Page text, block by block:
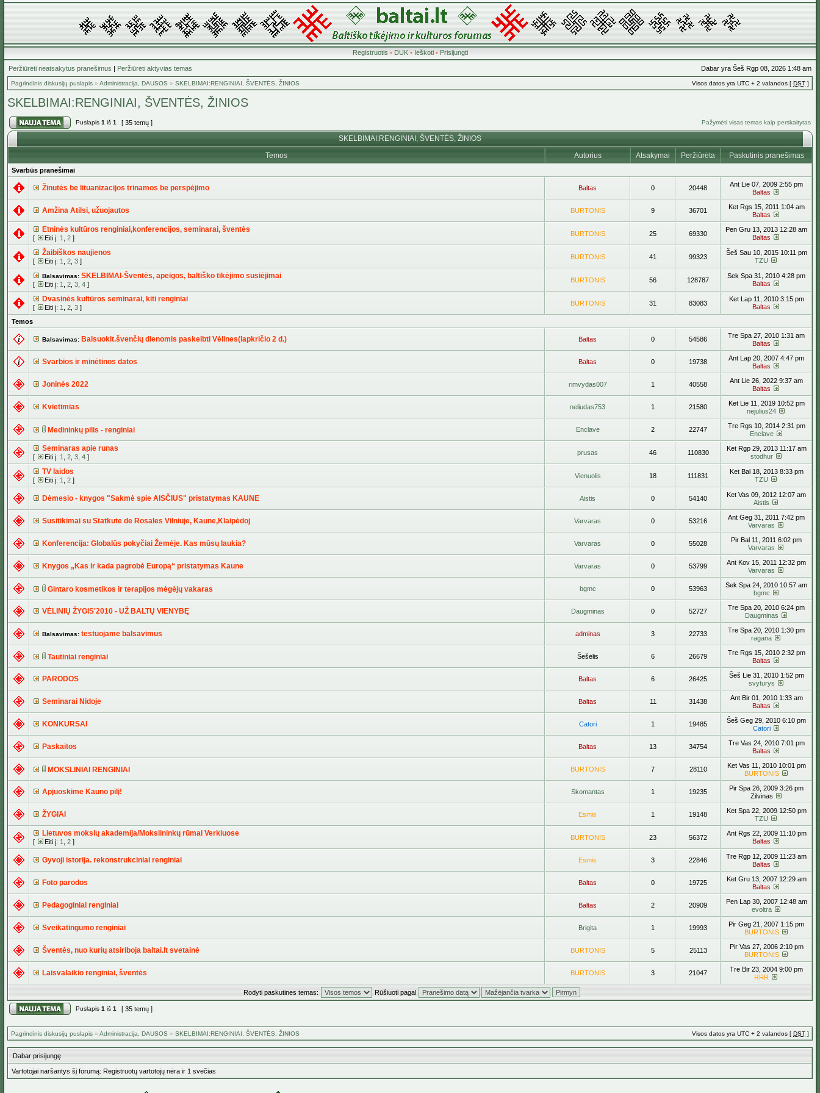
Registruotis • DUK• Ieškoti• Prisijungti
Peržiūrėti neatsakytus pranešimus | Peržiūrėti aktyvias temas Dabar yra Šeš Rgp 08, 2026 1:48 am
Pagrindinis diskusijų puslapis » Administracija, DAUSOS » SKELBIMAI:RENGINIAI, ŠVENTĖS, ŽINIOS Visos datos yra UTC + 2 valandos [ DST ]
SKELBIMAI:RENGINIAI, ŠVENTĖS, ŽINIOS
Puslapis 1 iš 1 [ 35 temų ] Pažymėti visas temas kaip perskaitytas
SKELBIMAI:RENGINIAI, ŠVENTĖS, ŽINIOS
Temos
Autorius Atsakymai Peržiūrėta Paskutinis pranešimas
Svarbūs pranešimai
Žinutės be lituanizacijos trinamos be perspėjimo Baltas 0 20448
Ant Lie 07, 2009 2:55 pm
Baltas
Amžina Atilsi, užuojautos BURTONIS 9 36701
Ket Rgs 15, 2011 1:04 am
Baltas
Etninės kultūros renginiai,konferencijos, seminarai, šventės
[ Eiti į: 1 2 ]
BURTONIS 25 69330
Pen Gru 13, 2013 12:28 am
Baltas
Žaibiškos naujienos
[ Eiti į: 1 2 3 ]
BURTONIS 41 99323
Šeš Sau 10, 2015 10:11 pm
TZU
Balsavimas: SKELBIMAI-Šventės, apeigos, baltiško tikėjimo susiėjimai
[ Eiti į: 1 2 3 4 ]
BURTONIS 56 128787
Sek Spa 31, 2010 4:28 pm
Baltas
Dvasinės kultūros seminarai, kiti renginiai
[ Eiti į: 1 2 3 ]
BURTONIS 31 83083
Ket Lap 11, 2010 3:15 pm
Baltas
Temos
Balsavimas: Balsuokit.švenčių dienomis paskelbti Vėlines(lapkričio 2 d.) Baltas 0 54586
Tre Spa 27, 2010 1:31 am
Baltas
Svarbios ir minėtinos datos Baltas 0 19738
Ant Lap 20, 2007 4:47 pm
Baltas
Joninės 2022 rimvydas007 1 40558
Ant Lie 26, 2022 9:37 am
Baltas
Kvietimias neliudas753 1 21580
Ket Lie 11, 2019 10:52 pm
nejulius24
Medininkų pilis - renginiai Enclave 2 22747
Tre Rgs 10, 2014 2:31 pm
Enclave
Seminaras apie runas
[ Eiti į: 1 2 3 4 ]
prusas 46 110830
Ket Rgp 29, 2013 11:17 am
stodhur
TV laidos
[ Eiti į: 1 2 ]
Vienuolis 18 111831
Ket Bal 18, 2013 8:33 pm
TZU
Dėmesio - knygos "Sakmė spie AISČIUS" pristatymas KAUNE Aistis 0 54140
Ket Vas 09, 2012 12:07 am
Aistis
Susitikimai su Statkute de Rosales Vilniuje, Kaune,Klaipėdoj Varvaras 0 53216
Ant Geg 31, 2011 7:42 pm
Varvaras
Konferencija: Globalūs pokyčiai Žemėje. Kas mūsų laukia? Varvaras 0 55028
Pir Bal 11, 2011 6:02 pm
Varvaras
Knygos „Kas ir kada pagrobė Europą“ pristatymas Kaune Varvaras 0 53799
Ant Kov 15, 2011 12:32 pm
Varvaras
Gintaro kosmetikos ir terapijos mėgėjų vakaras bgmc 0 53963
Sek Spa 24, 2010 10:57 am
bgmc
VĖLINIŲ ŽYGIS'2010 - UŽ BALTŲ VIENYBĘ Daugminas 0 52727
Tre Spa 20, 2010 6:24 pm
Daugminas
Balsavimas: testuojame balsavimus adminas 3 22733
Tre Spa 20, 2010 1:30 pm
ragana
Tautiniai renginiai Šešėlis 6 26679
Tre Rgs 15, 2010 2:32 pm
Baltas
PARODOS Baltas 6 26425
Šeš Lie 31, 2010 1:52 pm
svyturys
Seminarai Nidoje Baltas 11 31438
Ant Bir 01, 2010 1:33 am
Baltas
KONKURSAI Catori 1 19485
Šeš Geg 29, 2010 6:10 pm
Catori
Paskaitos Baltas 13 34754
Tre Vas 24, 2010 7:01 pm
Baltas
MOKSLINIAI RENGINIAI BURTONIS 7 28110
Ket Vas 11, 2010 10:01 pm
BURTONIS
Apjuoskime Kauno pilį! Skomantas 1 19235
Pir Spa 26, 2009 3:26 pm
Zilvinas
ŽYGIAI Esmis 1 19148
Ket Spa 22, 2009 12:50 pm
TZU
Lietuvos mokslų akademija/Mokslininkų rūmai Verkiuose
[ Eiti į: 1 2 ]
BURTONIS 23 56372
Ant Rgs 22, 2009 11:10 pm
Baltas
Gyvoji istorija. rekonstrukciniai renginiai Esmis 3 22846
Tre Rgp 12, 2009 11:23 am
Baltas
Foto parodos Baltas 0 19725
Ket Gru 13, 2007 12:29 am
Baltas
Pedagoginiai renginiai Baltas 2 20909
Pen Lap 30, 2007 12:48 am
evoltra
Sveikatingumo renginiai Brigita 1 19993
Pir Geg 21, 2007 1:15 pm
BURTONIS
Šventės, nuo kurių atsiriboja baltai.lt svetainė BURTONIS 5 25113
Pir Vas 27, 2006 2:10 pm
BURTONIS
Laisvalaikio renginiai, šventės BURTONIS 3 21047
Tre Bir 23, 2004 9:00 pm
RRR
Rodyti paskutines temas: Rūšiuoti pagal
Puslapis 1 iš 1 [ 35 temų ]
Pagrindinis diskusijų puslapis » Administracija, DAUSOS » SKELBIMAI:RENGINIAI, ŠVENTĖS, ŽINIOS Visos datos yra UTC + 2 valandos [ DST ]
Dabar prisijungę
Vartotojai naršantys šį forumą: Registruotų vartotojų nėra ir 1 svečias